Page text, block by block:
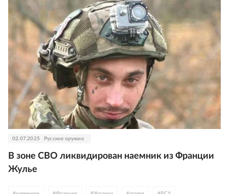
02.07.2025 Русское оружие
В зоне СВО ликвидирован наемник из Франции
Жулье